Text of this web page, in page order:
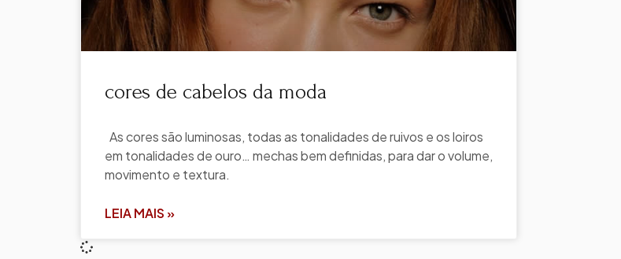
cores de cabelos da moda
As cores são luminosas, todas as tonalidades de ruivos e os loiros
em tonalidades de ouro… mechas bem definidas, para dar o volume,
movimento e textura.
LEIA MAIS »